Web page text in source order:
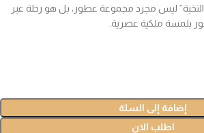
النخبة” ليس مجرد مجموعة عطور، بل هو رحلة عبر
بلمسة ملكية عصرية.
إضافة إلى السلة
اطلب الان